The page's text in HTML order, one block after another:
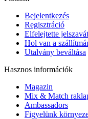
Bejelentkezés
Regisztráció
Elfelejtette
Hol van a
Utalvány beváltása
Hasznos információk
Magazin
Mix & Match
Ambassadors
Figyelünk